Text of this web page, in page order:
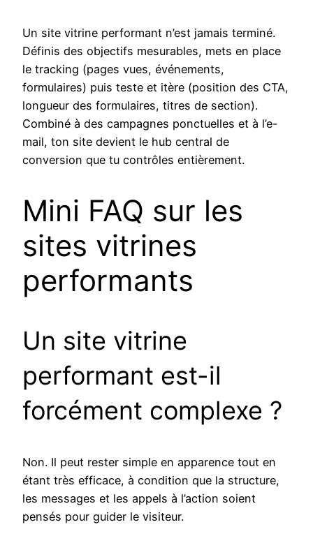
Un site vitrine performant n’est jamais terminé.
Définis des objectifs mesurables, mets en place
le tracking (pages vues, événements,
formulaires) puis teste et itère (position des CTA,
longueur des formulaires, titres de section).
Combiné à des campagnes ponctuelles et à l’e-
mail, ton site devient le hub central de
conversion que tu contrôles entièrement.
Mini FAQ sur les
sites vitrines
performants
Un site vitrine
performant est-il
forcément complexe ?
Non. Il peut rester simple en apparence tout en
étant très efficace, à condition que la structure,
les messages et les appels à l’action soient
pensés pour guider le visiteur.